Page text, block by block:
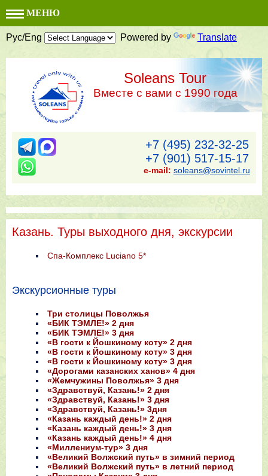
МЕНЮ
Рус/Eng Powered by Translate
Soleans Tour
Вместе с вами с 1990 года
+7 (495) 232-32-25
+7 (901) 517-15-17
e-mail: soleans@sovintel.ru
Казань. Туры выходного дня, экскурсии
Спа-Комплекс Luciano 5*
Экскурсионные туры
Три столицы Поволжья
«БИК ТЭМЛЕ!» 2 дня
«БИК ТЭМЛЕ!» 3 дня
«В гости к Йошкиному коту» 2 дня
«В гости к Йошкиному коту» 3 дня
«В гости к Йошкиному коту» 3 дня
«Дорогами казанских ханов» 4 дня
«Жемчужины Поволжья» 3 дня
«Здравствуй, Казань!» 2 дня
«Здравствуй, Казань!» 3 дня
«Здравствуй, Казань!» 3дня
«Казань каждый день!» 2 дня
«Казань каждый день!» 3 дня
«Казань каждый день!» 4 дня
«Миллениум-тур» 3 дня
«Великий Волжский путь» в зимний период
«Великий Волжский путь» в летний период